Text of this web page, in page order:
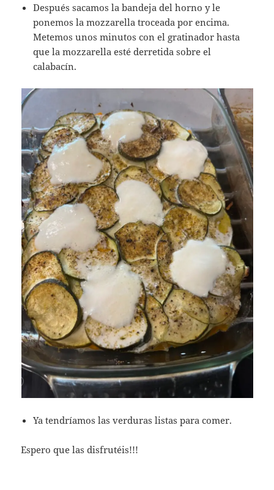
Después sacamos la bandeja del horno y le
ponemos la mozzarella troceada por encima.
Metemos unos minutos con el gratinador hasta
que la mozzarella esté derretida sobre el
calabacín.
Ya tendríamos las verduras listas para comer.
Espero que las disfrutéis!!!